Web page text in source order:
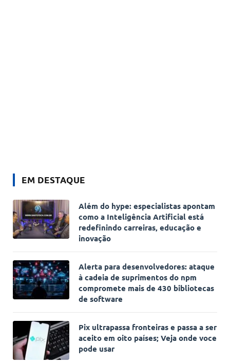
EM DESTAQUE
Além do hype: especialistas apontam
como a Inteligência Artificial está
redefinindo carreiras, educação e
inovação
Alerta para desenvolvedores: ataque
à cadeia de suprimentos do npm
compromete mais de 430 bibliotecas
de software
Pix ultrapassa fronteiras e passa a ser
aceito em oito países; Veja onde voce
pode usar